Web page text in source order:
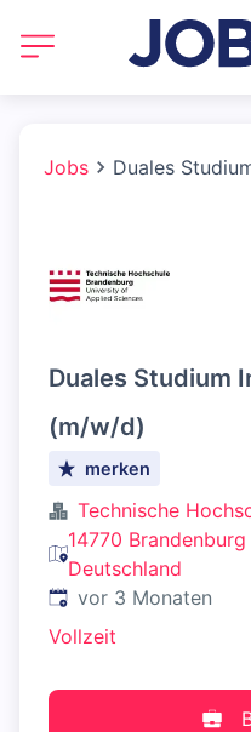
Jobs Duales
Duales Studium
(m/w/d)
merken
Technische
14770
Deutschland
Veröffentlicht:
vor 3 Monaten
Vollzeit